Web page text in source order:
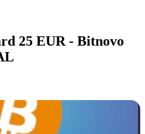
25 EUR - Bitnovo